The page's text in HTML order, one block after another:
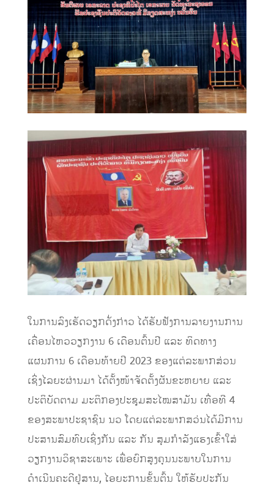
ໃນການລົງເຮັດວຽກດັ່ງກ່າວ ໄດ້ຮັບຟັງການລາຍງານການ
ເຄື່ອນໄຫວວຽກງານ 6 ເດືອນຕົ້ນປີ ແລະ ທິດທາງ
ແຜນການ 6 ເດືອນທ້າຍປີ 2023 ຂອງແຕ່ລະພາກສ່ວນ
ເຊິ່ງໄລຍະຜ່ານມາ ໄດ້ຕັ້ງໜ້າຈັດຕັ້ງຜັນຂະຫຍາຍ ແລະ
ປະຕິບັດຕາມ ມະຕິກອງປະຊຸມສະໄໝສາມັນ ເທື່ອທີ 4
ຂອງສະພາປະຊາຊົນ ນວ ໂດຍແຕ່ລະພາກສວ່ນໄດ້ມີການ
ປະສານສົມທົບເຊິ່ງກັນ ແລະ ກັນ ສຸມກຳລັງແຮງເຂົ້າໃສ່
ວຽກງານວິຊາສະເພາະ ເພື່ອຍົກສູງຄຸນນະພາບໃນການ
ດຳເນີນຄະດີຢູ່ສານ, ໄອຍະການຂັ້ນຕົ້ນ ໃຫ້ຮັບປະກັນ